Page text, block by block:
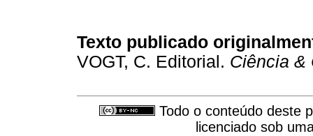
Texto publicado
VOGT, C. Editorial. Ciência &
Todo o conteúdo deste
licenciado sob